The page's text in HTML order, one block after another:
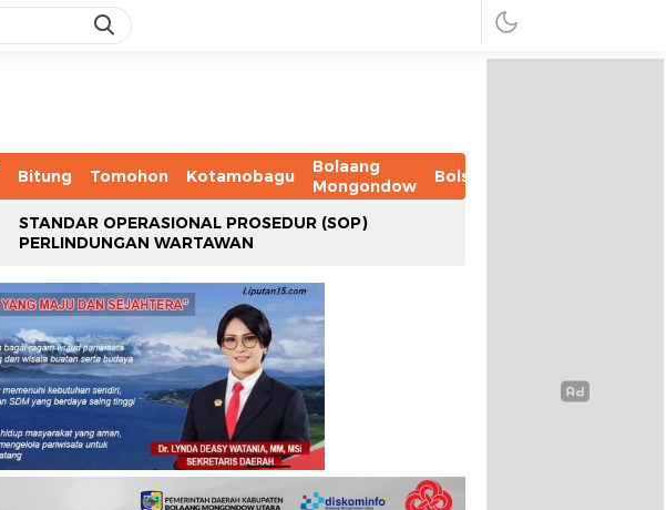
Bitung Tomohon Kotamobagu
Bolaang
Mongondow
Bolsel
STANDAR OPERASIONAL PROSEDUR (SOP)
PERLINDUNGAN WARTAWAN